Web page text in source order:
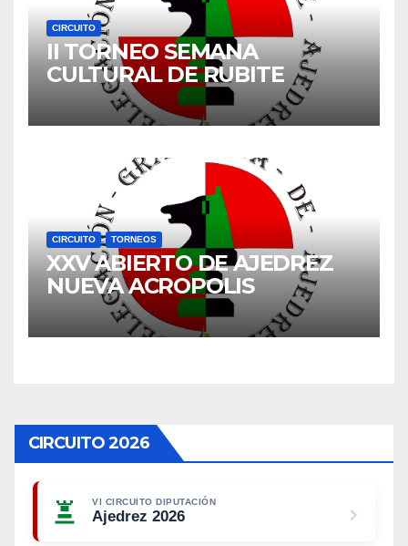
CIRCUITO
II TORNEO SEMANA
CULTURAL DE RUBITE
CIRCUITO TORNEOS
XXV ABIERTO DE AJEDREZ
NUEVA ACROPOLIS
CIRCUITO 2026
VI CIRCUITO DIPUTACIÓN
Ajedrez 2026